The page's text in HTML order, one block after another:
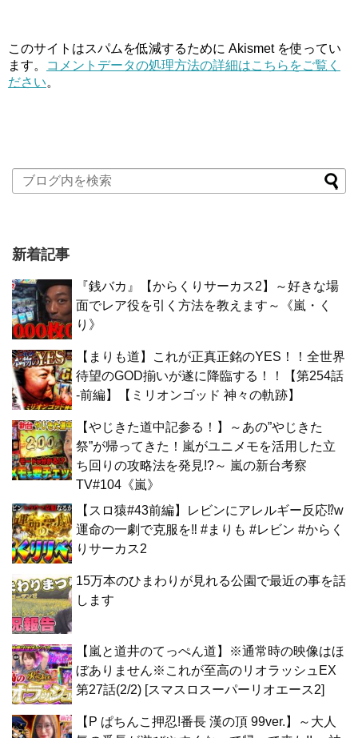
このサイトはスパムを低減するために Akismet を使ってい
ます。
コメントデータの処理方法の詳細はこちらをご覧く
ださい。
新着記事
『銭バカ』【からくりサーカス2】～好きな場
面でレア役を引く方法を教えます～《嵐・く
り》
【まりも道】これが正真正銘のYES！！全世界
待望のGOD揃いが遂に降臨する！！【第254話
-前編】【ミリオンゴッド 神々の軌跡】
【やじきた道中記参る！】～あの”やじきた
祭”が帰ってきた！嵐がユニメモを活用した立
ち回りの攻略法を発見!?～ 嵐の新台考察
TV#104《嵐》
【スロ猿#43前編】レビンにアレルギー反応⁉w
運命の一劇で克服を‼ #まりも #レビン #からく
りサーカス2
15万本のひまわりが見れる公園で最近の事を話
します
【嵐と道井のてっぺん道】※通常時の映像はほ
ぼありません※これが至高のリオラッシュEX
第27話(2/2) [スマスロスーパーリオエース2]
【P ぱちんこ押忍!番長 漢の頂 99ver.】～大人